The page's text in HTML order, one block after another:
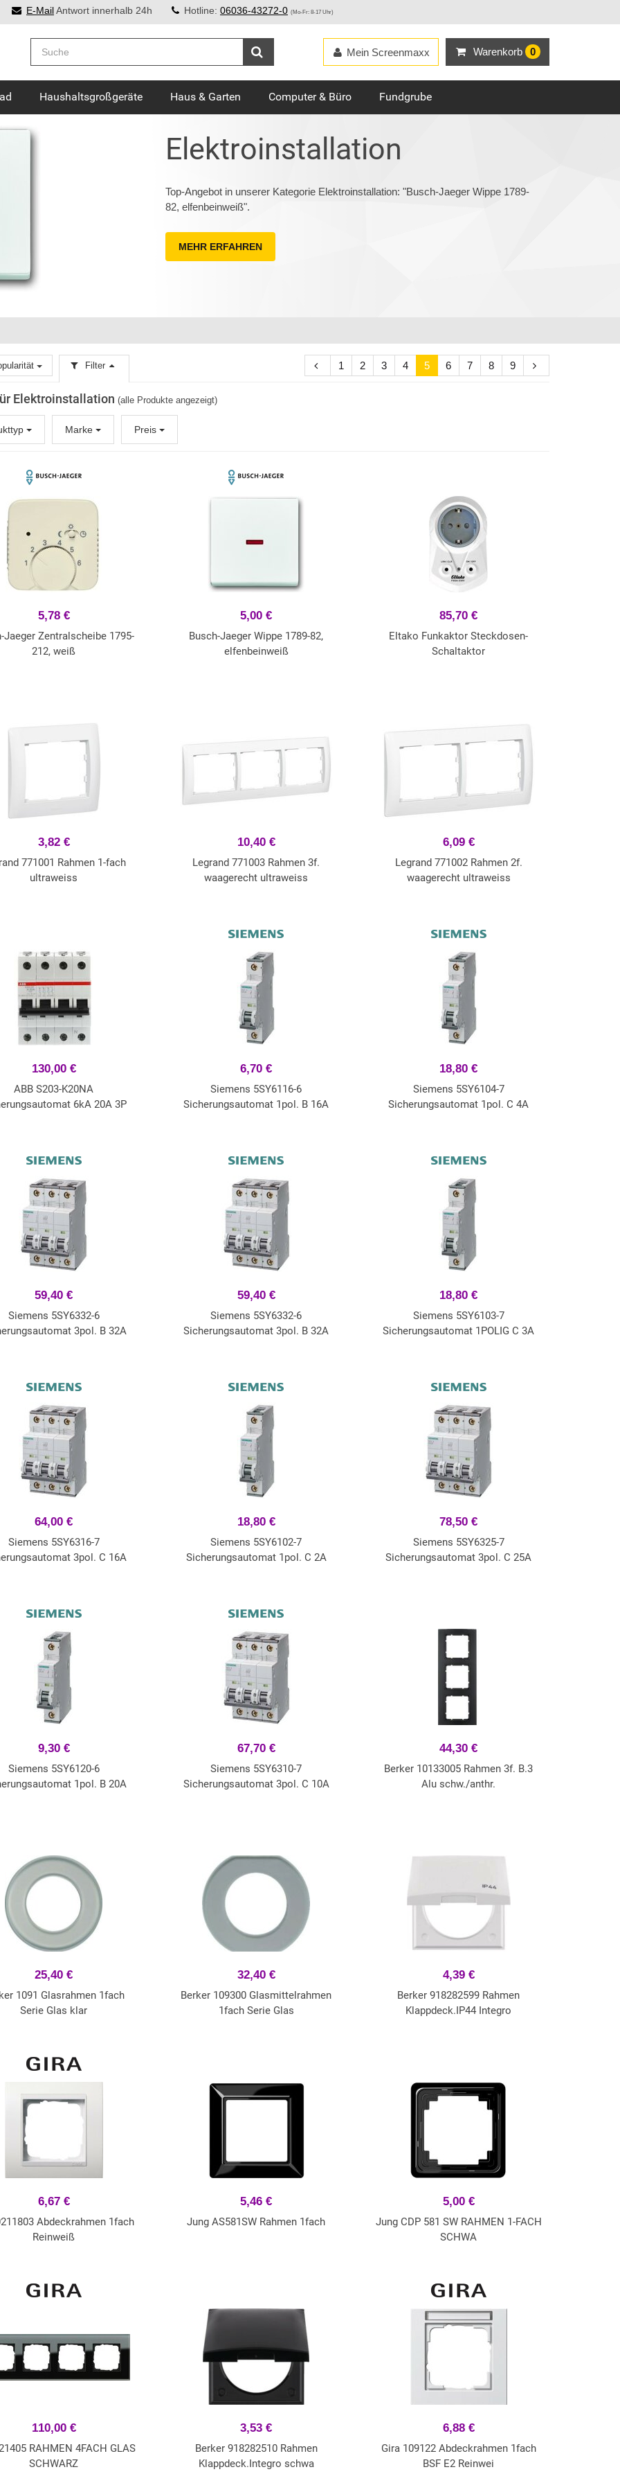
E-MailAntwort innerhalb 24h Hotline: 06036-43272-0 (Mo-Fr: 8-17 Uhr)
Warenkorb 0
Mein Screenmaxx
Haushaltsgroßgeräte Haus & Garten Computer & Büro Fundgrube
Elektroinstallation
Top-Angebot in unserer Kategorie Elektroinstallation: "Busch-Jaeger Wippe 1789-
82, elfenbeinweiß".
MEHR ERFAHREN
1 2 3 4 5 6 7 8 9
Filter
Elektroinstallation (alle Produkte angezeigt)
Marke Preis
5,78 €
Jaeger Zentralscheibe 1795-
212, weiß
5,00 €
Busch-Jaeger Wippe 1789-82,
elfenbeinweiß
85,70 €
Eltako Funkaktor Steckdosen-
Schaltaktor
3,82 €
771001 Rahmen 1-fach
ultraweiss
10,40 €
Legrand 771003 Rahmen 3f.
waagerecht ultraweiss
6,09 €
Legrand 771002 Rahmen 2f.
waagerecht ultraweiss
130,00 €
ABB S203-K20NA
6kA 20A 3P
6,70 €
Siemens 5SY6116-6
Sicherungsautomat 1pol. B 16A
18,80 €
Siemens 5SY6104-7
Sicherungsautomat 1pol. C 4A
59,40 €
Siemens 5SY6332-6
3pol. B 32A
59,40 €
Siemens 5SY6332-6
Sicherungsautomat 3pol. B 32A
18,80 €
Siemens 5SY6103-7
Sicherungsautomat 1POLIG C 3A
64,00 €
Siemens 5SY6316-7
3pol. C 16A
18,80 €
Siemens 5SY6102-7
Sicherungsautomat 1pol. C 2A
78,50 €
Siemens 5SY6325-7
Sicherungsautomat 3pol. C 25A
9,30 €
Siemens 5SY6120-6
1pol. B 20A
67,70 €
Siemens 5SY6310-7
Sicherungsautomat 3pol. C 10A
44,30 €
Berker 10133005 Rahmen 3f. B.3
Alu schw./anthr.
25,40 €
1091 Glasrahmen 1fach
Serie Glas klar
32,40 €
Berker 109300 Glasmittelrahmen
1fach Serie Glas
4,39 €
Berker 918282599 Rahmen
Klappdeck.IP44 Integro
6,67 €
Abdeckrahmen 1fach
Reinweiß
5,46 €
Jung AS581SW Rahmen 1fach
5,00 €
Jung CDP 581 SW RAHMEN 1-FACH
SCHWA
110,00 €
RAHMEN 4FACH GLAS
SCHWARZ
3,53 €
Berker 918282510 Rahmen
Klappdeck.Integro schwa
6,88 €
Gira 109122 Abdeckrahmen 1fach
BSF E2 Reinwei